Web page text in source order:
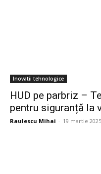
Inovatii tehnologice
HUD pe parbriz –
pentru siguranță la
Raulescu Mihai - 19 martie 2025